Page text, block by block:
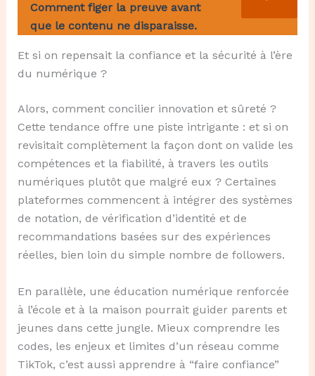
Comment figer la preuve avant
que le contenu ne disparaisse.
Et si on repensait la confiance et la sécurité à l’ère
du numérique ?
Alors, comment concilier innovation et sûreté ?
Cette tendance offre une piste intrigante : et si on
revisitait complètement la façon dont on valide les
compétences et la fiabilité, à travers les outils
numériques plutôt que malgré eux ? Certaines
plateformes commencent à intégrer des systèmes
de notation, de vérification d’identité et de
recommandations basées sur des expériences
réelles, bien loin du simple nombre de followers.
En parallèle, une éducation numérique renforcée
à l’école et à la maison pourrait guider parents et
jeunes dans cette jungle. Mieux comprendre les
codes, les enjeux et limites d’un réseau comme
TikTok, c’est aussi apprendre à “faire confiance”